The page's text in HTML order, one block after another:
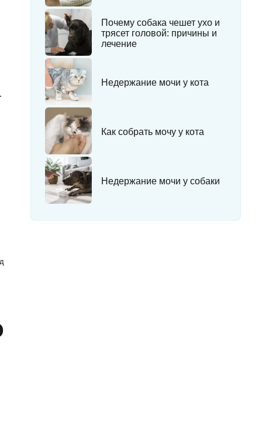
Почему собака чешет ухо и
трясет головой: причины и
лечение
Недержание мочи у кота
Как собрать мочу у кота
Недержание мочи у собаки